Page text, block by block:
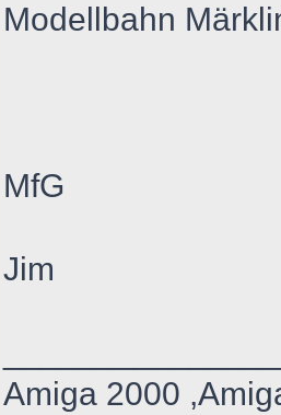
Modellbahn
MfG
Jim
Amiga 2000